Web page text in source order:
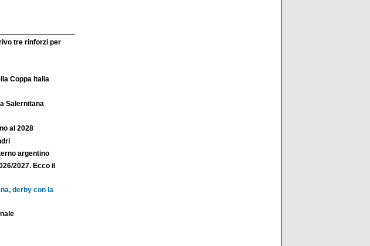
tre rinforzi per
Coppa Italia
Salernitana
al 2028
argentino
2027. Ecco il
derby con la